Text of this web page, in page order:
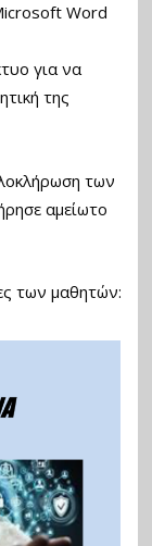
Word
για να
της
των
αμείωτο
των μαθητών: